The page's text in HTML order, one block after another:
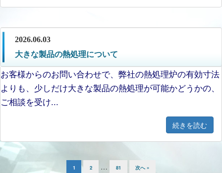
2026.06.03
大きな製品の熱処理について
お客様からのお問い合わせで、弊社の熱処理炉の有効寸法
よりも、少しだけ大きな製品の熱処理が可能かどうかの、
ご相談を受け...
続きを読む
1 2 … 81 次へ »